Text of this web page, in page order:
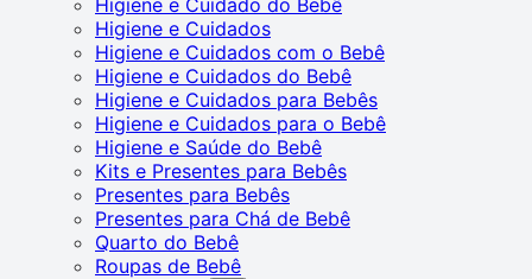
Higiene e Cuidados
Higiene e Cuidados com o Bebê
Higiene e Cuidados do Bebê
Higiene e Cuidados para Bebês
Higiene e Cuidados para o Bebê
Higiene e Saúde do Bebê
Kits e Presentes para Bebês
Presentes para Bebês
Presentes para Chá de Bebê
Quarto do Bebê
Roupas de Bebê